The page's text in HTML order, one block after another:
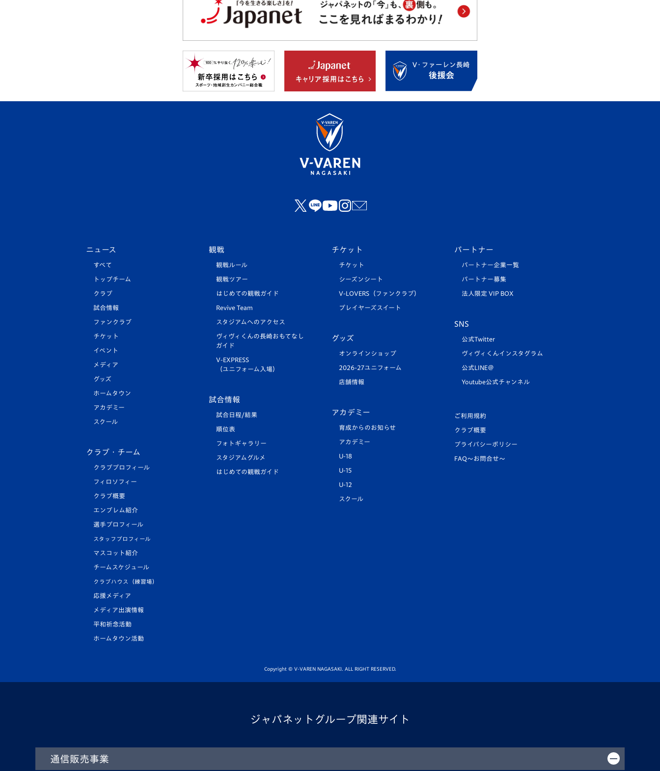
ニュース
すべて
トップチーム
クラブ
試合情報
ファンクラブ
チケット
イベント
メディア
グッズ
ホームタウン
アカデミー
スクール
クラブ・チーム
クラブプロフィール
フィロソフィー
クラブ概要
エンブレム紹介
選手プロフィール
スタッフプロフィール
マスコット紹介
チームスケジュール
クラブハウス（練習場）
応援メディア
メディア出演情報
平和祈念活動
ホームタウン活動
観戦
観戦ルール
観戦ツアー
はじめての観戦ガイド
Revive Team
スタジアムへのアクセス
ヴィヴィくんの長崎おもてなし
ガイド
V-EXPRESS
（ユニフォーム入場）
試合情報
試合日程/結果
順位表
フォトギャラリー
スタジアムグルメ
はじめての観戦ガイド
チケット
チケット
シーズンシート
V-LOVERS（ファンクラブ）
プレイヤーズスイート
グッズ
オンラインショップ
2026-27ユニフォーム
店舗情報
アカデミー
育成からのお知らせ
アカデミー
U-18
U-15
U-12
スクール
パートナー
パートナー企業一覧
パートナー募集
法人限定 VIP BOX
SNS
公式Twitter
ヴィヴィくんインスタグラム
公式LINE＠
Youtube公式チャンネル
ご利用規約
クラブ概要
プライバシーポリシー
FAQ〜お問合せ〜
Copyright © V-VAREN NAGASAKI. ALL RIGHT RESERVED.
ジャパネットグループ関連サイト
通信販売事業